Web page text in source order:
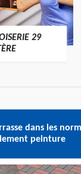
29
dans les
peinture